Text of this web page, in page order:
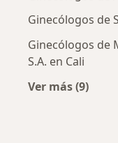
Ginecólogos de
Ginecólogos de
S.A. en Cali
Ver más (9)